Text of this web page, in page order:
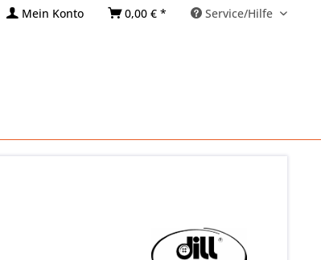
Mein Konto 0,00 € * Service/Hilfe